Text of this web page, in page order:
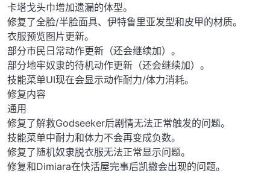
卡塔戈头巾增加遗漏的体型。
修复了全脸/半脸面具、伊特鲁里亚发型和皮甲的材质。
衣服预览图片更新。
部分市民日常动作更新（还会继续加）。
部分地牢奴隶的待机动作更新（还会继续加）。
技能菜单UI现在会显示动作耐力/体力消耗。
修复内容
通用
修复了解救Godseeker后剧情无法正常触发的问题。
技能菜单中耐力和体力不会再变成负数。
修复了随机奴隶脱衣服无法正常显示问题。
修复和Dimiara在快活屋完事后凯撒会出现的问题。